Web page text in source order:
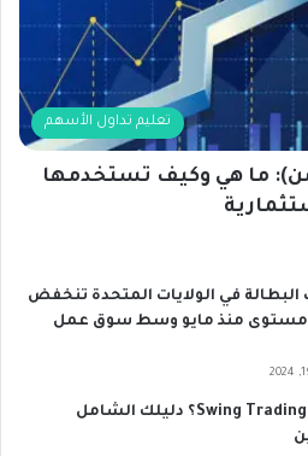
تعليم تداول الأسهم
ما هي وكيف تستخدمها
البطالة في الولايات المتحدة تنخفض
مستوى منذ مايو وسط سوق عمل
ما هو الـ Swing Trading؟ دليلك الشامل